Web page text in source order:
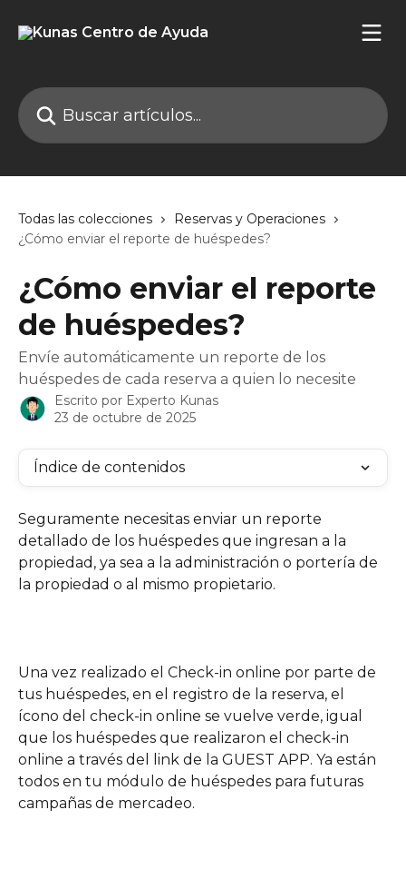
Buscar artículos...
Todas las colecciones
Reservas y Operaciones
¿Cómo enviar el reporte de huéspedes?
¿Cómo enviar el reporte
de huéspedes?
Envíe automáticamente un reporte de los
huéspedes de cada reserva a quien lo necesite
Escrito por Experto Kunas
23 de octubre de 2025
Índice de contenidos
Seguramente necesitas enviar un reporte
detallado de los huéspedes que ingresan a la
propiedad, ya sea a la administración o portería de
la propiedad o al mismo propietario.
Una vez realizado el Check-in online por parte de
tus huéspedes, en el registro de la reserva, el
ícono del check-in online se vuelve verde, igual
que los huéspedes que realizaron el check-in
online a través del link de la GUEST APP. Ya están
todos en tu módulo de huéspedes para futuras
campañas de mercadeo.